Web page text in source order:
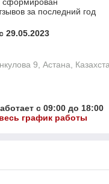
за последний год
29.05.2023
9, Астана,
с 09:00 до 18:00
график работы